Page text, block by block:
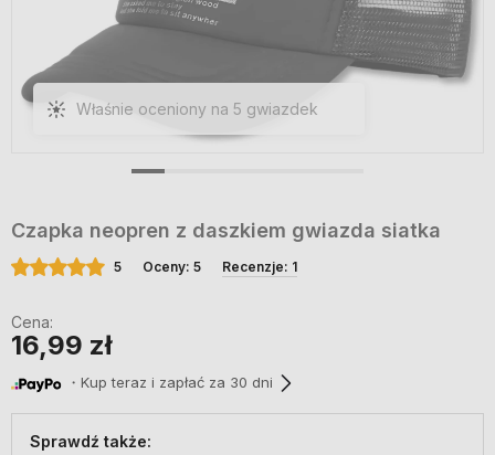
Właśnie oceniony na 5 gwiazdek
Czapka neopren z daszkiem gwiazda siatka
5 Oceny: 5 Recenzje: 1
Cena:
16,99 zł
・Kup teraz i zapłać za 30 dni
Sprawdź także: